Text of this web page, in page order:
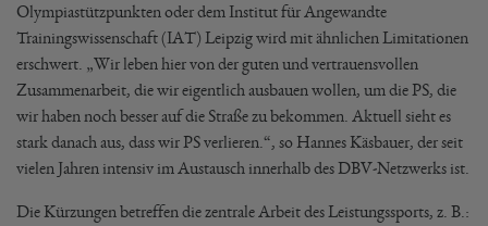
Olympiastützpunkten oder dem Institut für Angewandte
Trainingswissenschaft (IAT) Leipzig wird mit ähnlichen Limitationen
erschwert. „Wir leben hier von der guten und vertrauensvollen
Zusammenarbeit, die wir eigentlich ausbauen wollen, um die PS, die
wir haben noch besser auf die Straße zu bekommen. Aktuell sieht es
stark danach aus, dass wir PS verlieren.“, so Hannes Käsbauer, der seit
vielen Jahren intensiv im Austausch innerhalb des DBV-Netzwerks ist.
Die Kürzungen betreffen die zentrale Arbeit des Leistungssports, z. B.: